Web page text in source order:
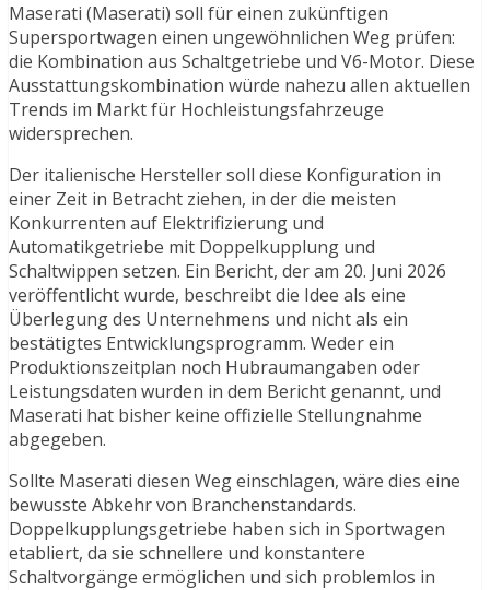
Maserati (Maserati) soll für einen zukünftigen
Supersportwagen einen ungewöhnlichen Weg prüfen:
die Kombination aus Schaltgetriebe und V6-Motor. Diese
Ausstattungskombination würde nahezu allen aktuellen
Trends im Markt für Hochleistungsfahrzeuge
widersprechen.
Der italienische Hersteller soll diese Konfiguration in
einer Zeit in Betracht ziehen, in der die meisten
Konkurrenten auf Elektrifizierung und
Automatikgetriebe mit Doppelkupplung und
Schaltwippen setzen. Ein Bericht, der am 20. Juni 2026
veröffentlicht wurde, beschreibt die Idee als eine
Überlegung des Unternehmens und nicht als ein
bestätigtes Entwicklungsprogramm. Weder ein
Produktionszeitplan noch Hubraumangaben oder
Leistungsdaten wurden in dem Bericht genannt, und
Maserati hat bisher keine offizielle Stellungnahme
abgegeben.
Sollte Maserati diesen Weg einschlagen, wäre dies eine
bewusste Abkehr von Branchenstandards.
Doppelkupplungsgetriebe haben sich in Sportwagen
etabliert, da sie schnellere und konstantere
Schaltvorgänge ermöglichen und sich problemlos in